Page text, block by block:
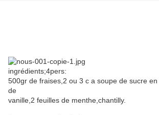
ingrédients;4pers:
500gr de fraises,2 ou 3 c a soupe de sucre
de
vanille,2 feuilles de menthe,chantilly.